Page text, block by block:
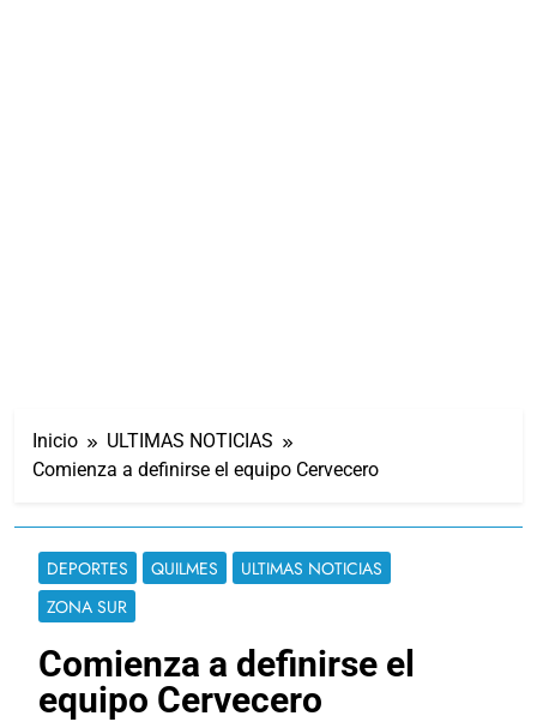
Inicio
ULTIMAS NOTICIAS
Comienza a definirse el equipo Cervecero
DEPORTES QUILMES
ULTIMAS NOTICIAS
ZONA SUR
Comienza a definirse el
equipo Cervecero